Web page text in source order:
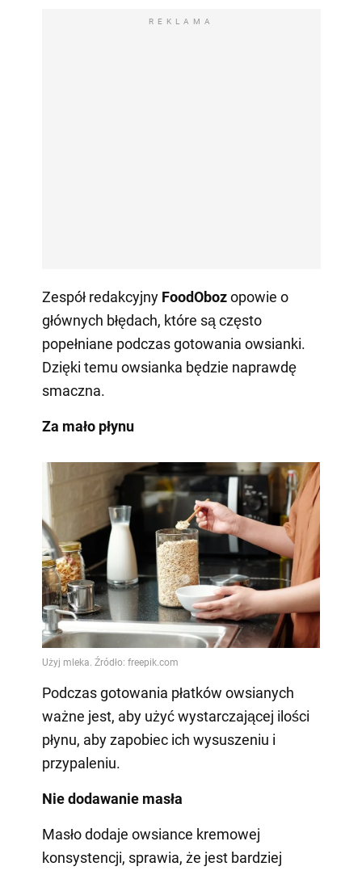
REKLAMA
Zespół redakcyjny FoodObozopowie o
głównych błędach, które są często
popełniane podczas gotowania owsianki.
Dzięki temu owsianka będzie naprawdę
smaczna.
Za mało płynu
Podczas gotowania płatków owsianych
ważne jest, aby użyć wystarczającej ilości
płynu, aby zapobiec ich wysuszeniu i
przypaleniu.
Nie dodawanie masła
Masło dodaje owsiance kremowej
konsystencji, sprawia, że jest bardziej